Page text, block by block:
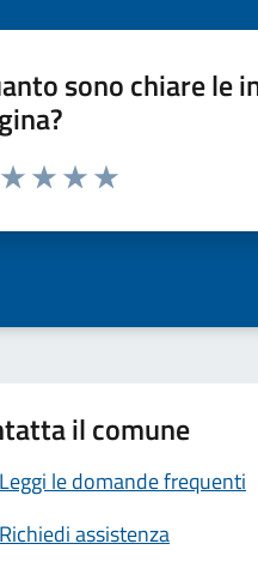
sono chiare le
da 1 a 5 stelle la pagina
il comune
Leggi le domande frequenti
Richiedi assistenza